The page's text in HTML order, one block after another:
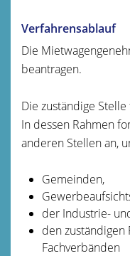
Verfahrensablauf
Die
beantragen.
Die zuständige
In dessen Rahmen
anderen Stellen an,
Gemeinden,
der Industrie-
den zuständigen
Fachverbänden